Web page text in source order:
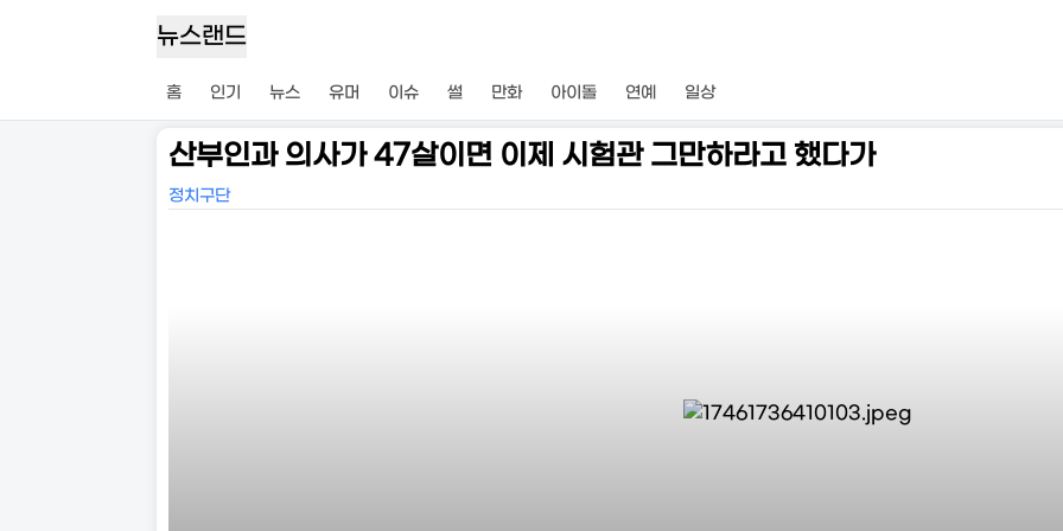
뉴스랜드
홈 인기 뉴스 유머 이슈 썰 만화 아이돌 연예 일상
산부인과 의사가 47살이면 이제 시험관 그만하라고 했다가
정치구단